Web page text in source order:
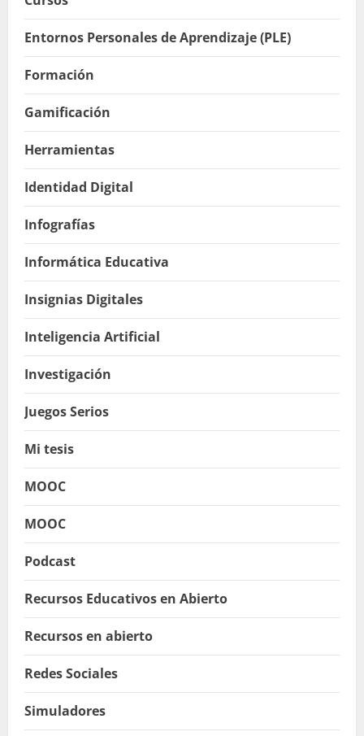
Entornos Personales de Aprendizaje (PLE)
Formación
Gamificación
Herramientas
Identidad Digital
Infografías
Informática Educativa
Insignias Digitales
Inteligencia Artificial
Investigación
Juegos Serios
Mi tesis
MOOC
MOOC
Podcast
Recursos Educativos en Abierto
Recursos en abierto
Redes Sociales
Simuladores